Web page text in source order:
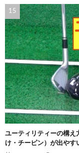
ユーティリティーの構え
け・チーピン）が出やす